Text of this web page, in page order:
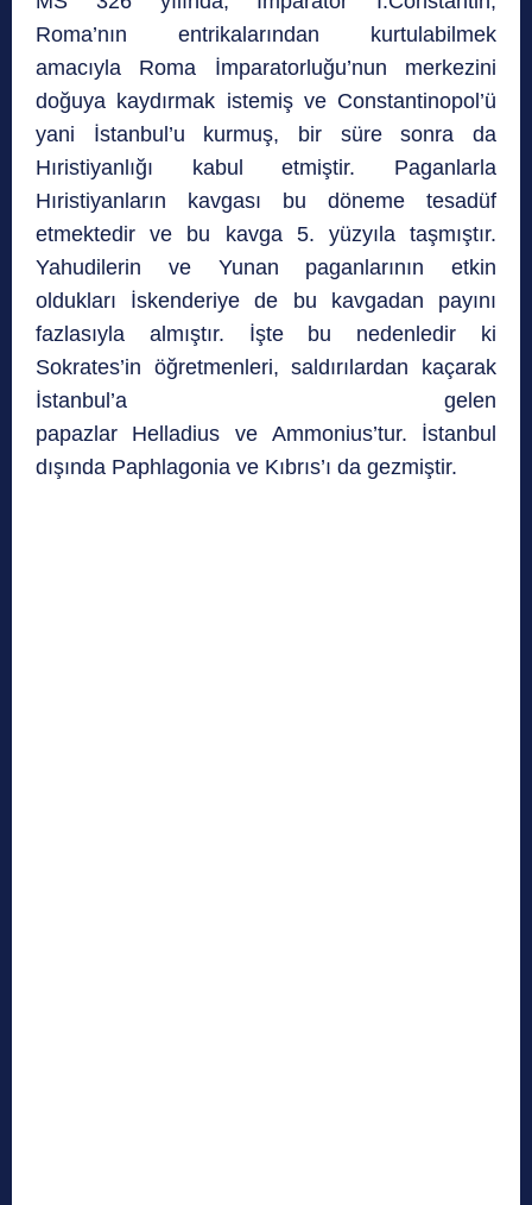
Roma’nın entrikalarından kurtulabilmek
amacıyla Roma İmparatorluğu’nun merkezini
doğuya kaydırmak istemiş ve Constantinopol’ü
yani İstanbul’u kurmuş, bir süre sonra da
Hıristiyanlığı kabul etmiştir. Paganlarla
Hıristiyanların kavgası bu döneme tesadüf
etmektedir ve bu kavga 5. yüzyıla taşmıştır.
Yahudilerin ve Yunan paganlarının etkin
oldukları İskenderiye de bu kavgadan payını
fazlasıyla almıştır. İşte bu nedenledir ki
Sokrates’in öğretmenleri, saldırılardan kaçarak
İstanbul’a gelen
papazlar Helladius ve Ammonius’tur. İstanbul
dışında Paphlagonia ve Kıbrıs’ı da gezmiştir.